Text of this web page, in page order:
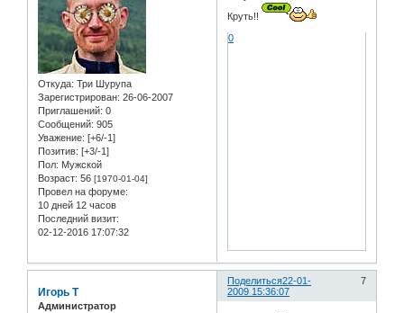
Откуда: Три Шурупа
Зарегистрирован: 26-06-2007
Приглашений: 0
Сообщений: 905
Уважение: [+6/-1]
Позитив: [+3/-1]
Пол: Мужской
Возраст: 56 [1970-01-04]
Провел на форуме:
10 дней 12 часов
Последний визит:
02-12-2016 17:07:32
Круть!!
0
Поделиться 7
22-01-
2009 15:36:07
Игорь Т
Администратор